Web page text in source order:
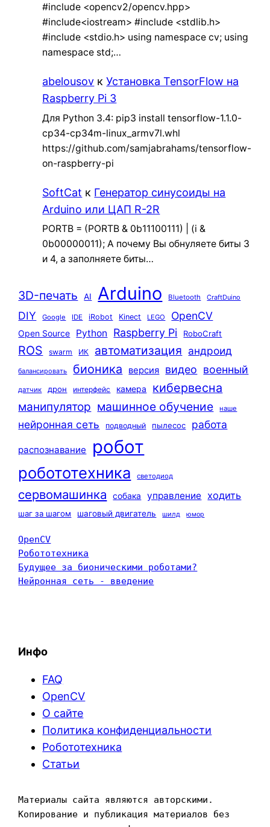
#include <opencv2/opencv.hpp>
#include<iostream> #include <stdlib.h>
#include <stdio.h> using namespace cv; using
namespace std;…
abelousov кУстановка TensorFlow на
Raspberry Pi 3
Для Python 3.4: pip3 install tensorflow-1.1.0-
cp34-cp34m-linux_armv7l.whl
https://github.com/samjabrahams/tensorflow-
on-raspberry-pi
SoftCat к Генератор синусоиды на
Arduino или ЦАП R-2R
PORTB = (PORTB & 0b11100111) | (i &
0b00000011); А почему Вы обнуляете биты 3
и 4, а заполняете биты…
3D-печать AI Arduino Bluetooth CraftDuino
DIY Google IDE iRobot Kinect LEGO OpenCV
Open Source Python Raspberry Pi RoboCraft
ROS swarm ИК автоматизация андроид
балансировать бионика версия видео военный
датчик дрон интерфейс камера кибервесна
манипулятор машинное обучение наше
нейронная сеть подводный пылесос работа
распознавание робот
робототехника светодиод
сервомашинка собака управление ходить
шаг за шагом шаговый двигатель шилд юмор
OpenCV
Робототехника
Будущее за бионическими роботами?
Нейронная сеть - введение
Инфо
FAQ
OpenCV
О сайте
Политика конфиденциальности
Робототехника
Статьи
Материалы сайта являются авторскими.
Копирование и публикация материалов без